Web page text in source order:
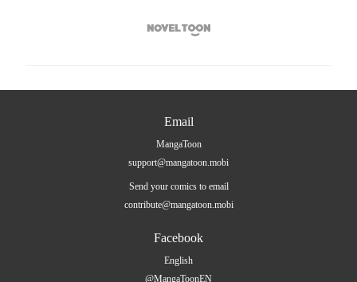

Email
MangaToon
support@mangatoon.mobi
Send your comics to email
contribute@mangatoon.mobi
Facebook
English
@MangaToonEN